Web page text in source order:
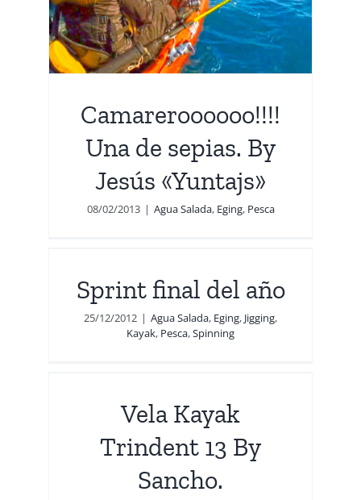
Camareroooooo!!!!
Una de sepias. By
Jesús «Yuntajs»
08/02/2013 | Agua Salada, Eging, Pesca
Sprint final del año
25/12/2012 | Agua Salada, Eging, Jigging,
Kayak, Pesca,Spinning
Vela Kayak
Trindent 13 By
Sancho.